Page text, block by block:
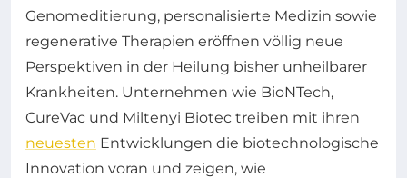
Genomeditierung, personalisierte Medizin sowie
regenerative Therapien eröffnen völlig neue
Perspektiven in der Heilung bisher unheilbarer
Krankheiten. Unternehmen wie BioNTech,
CureVac und Miltenyi Biotec treiben mit ihren
neuesten Entwicklungen die biotechnologische
Innovation voran und zeigen, wie